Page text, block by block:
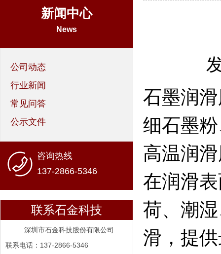
新闻中心
News
公司动态
行业新闻
常见问答
公示文件
咨询热线
137-2866-5346
联系石金科技
深圳市石金科技股份有限公司
联系电话：137-2866-5346
石墨润
细石墨
高温润
在润滑
荷、潮
滑，提